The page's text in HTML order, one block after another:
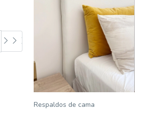
Respaldos de cama